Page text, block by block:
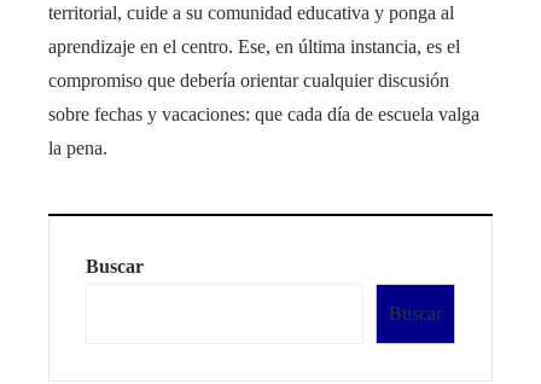
territorial, cuide a su comunidad educativa y ponga al
aprendizaje en el centro. Ese, en última instancia, es el
compromiso que debería orientar cualquier discusión
sobre fechas y vacaciones: que cada día de escuela valga
la pena.
Buscar
Buscar